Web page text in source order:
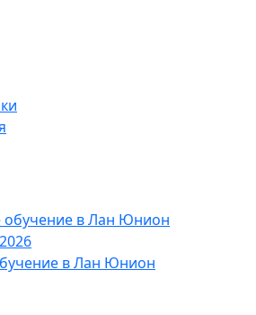
в Лан Юнион